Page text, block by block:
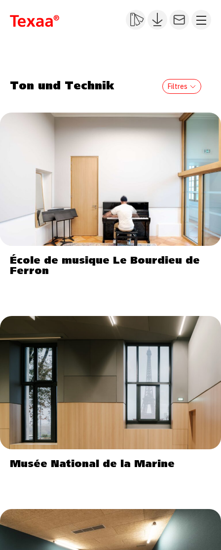
Ton und Technik Filtres
École de musique Le Bourdieu de
Ferron
Musée National de la Marine